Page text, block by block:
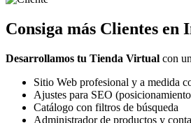
Consiga más Clientes en
Desarrollamos tu Tienda Virtual con
Sitio Web profesional y a medida
Ajustes para SEO
Catálogo con filtros de búsqueda
Administrador de productos y